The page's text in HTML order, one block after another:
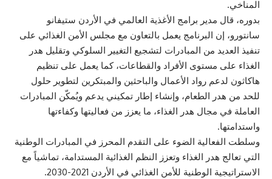
المناخي.
بدوره، قال مدير برامج الأغذية العالمي في الأردن ستيفانو
سانتورو، إن البرنامج يعمل بالتعاون مع مجلس الأمن الغذائي على
تنفيذ العديد من المبادرات لتشجيع التغيير السلوكي وتقليل هدر
الغذاء على مستوى الأفراد والقطاعات، كما يعمل على تنظيم
هاكاثون لدعم رواد الأعمال والباحثين والمبتكرين لتطوير حلول
للحد من هدر الطعام، وإنشاء إطار تمكيني يدعم ويُمكّن المبادرات
العاملة في مجال هدر الغذاء، ما يعزز من فعاليتها وكفاءتها
واستدامتها.
وسلطت الفعالية الضوء على التقدم المحرز في المبادرات الوطنية
التي تعالج هدر الغذاء وتعزز النظم الغذائية المستدامة، تماشياً مع
الاستراتيجية الوطنية للأمن الغذائي في الأردن 2021-2030.